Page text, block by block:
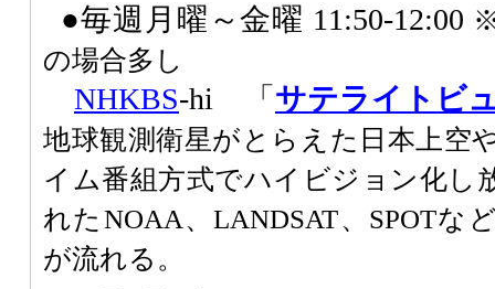
●毎週月曜～金曜 11:50-12:00
の場合多し
NHKBS-hi 「 サテライトビ
地球観測衛星がとらえた日本上空
イム番組方式でハイビジョン化し
れたNOAA、LANDSAT、SPOTな
が流れる。